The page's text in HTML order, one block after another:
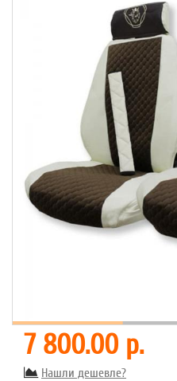
7 800.00 р.
Нашли дешевле?